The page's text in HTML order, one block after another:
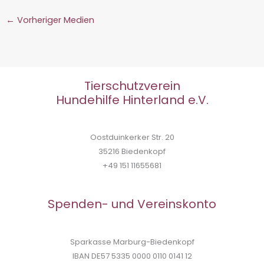
← Vorheriger Medien
Tierschutzverein
Hundehilfe Hinterland e.V.
Oostduinkerker Str. 20
35216 Biedenkopf
+49 151 11655681
Spenden- und Vereinskonto
Sparkasse Marburg-Biedenkopf
IBAN DE57 5335 0000 0110 0141 12